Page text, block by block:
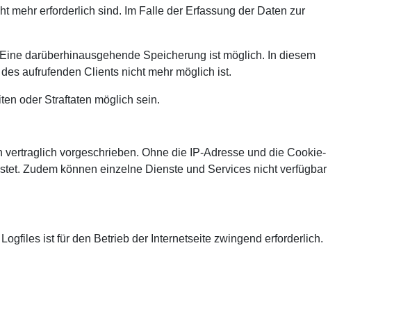
mehr erforderlich sind. Im Falle der Erfassung der Daten zur
darüberhinausgehende Speicherung ist möglich. In diesem
aufrufenden Clients nicht mehr möglich ist.
oder Straftaten möglich sein.
vorgeschrieben. Ohne die IP-Adresse und die Cookie-
Zudem können einzelne Dienste und Services nicht verfügbar
ist für den Betrieb der Internetseite zwingend erforderlich.